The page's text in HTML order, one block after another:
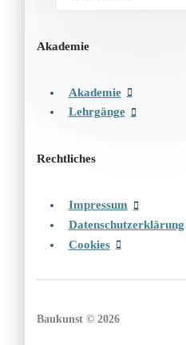
Akademie
Akademie
Lehrgänge
Rechtliches
Impressum
Datenschutzerklärung
Cookies
Baukunst © 2026